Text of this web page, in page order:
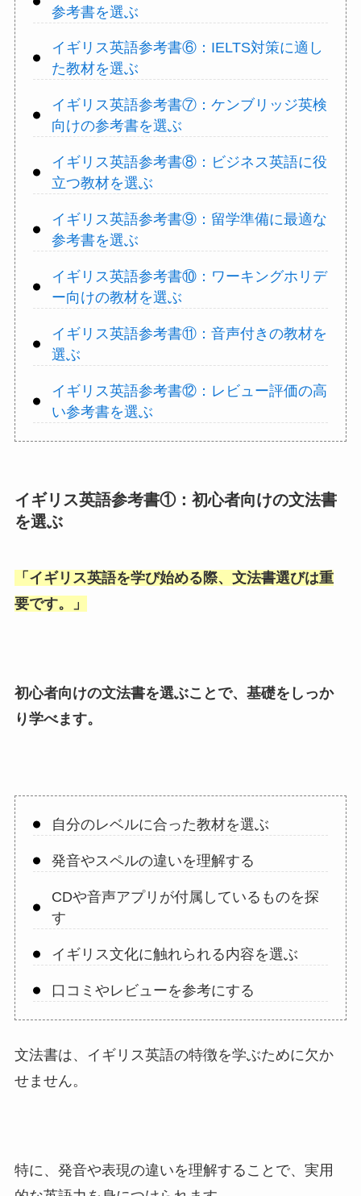
参考書を選ぶ
イギリス英語参考書⑥：IELTS対策に適し
た教材を選ぶ
イギリス英語参考書⑦：ケンブリッジ英検
向けの参考書を選ぶ
イギリス英語参考書⑧：ビジネス英語に役
立つ教材を選ぶ
イギリス英語参考書⑨：留学準備に最適な
参考書を選ぶ
イギリス英語参考書⑩：ワーキングホリデ
ー向けの教材を選ぶ
イギリス英語参考書⑪：音声付きの教材を
選ぶ
イギリス英語参考書⑫：レビュー評価の高
い参考書を選ぶ
イギリス英語参考書①：初心者向けの文法書
を選ぶ
「 イギリス英語を学び始める際、文法書選びは重
要です。
」
初心者向けの文法書を選ぶことで、基礎をしっか
り学べます。
自分のレベルに合った教材を選ぶ
発音やスペルの違いを理解する
CDや音声アプリが付属しているものを探
す
イギリス文化に触れられる内容を選ぶ
口コミやレビューを参考にする
文法書は、イギリス英語の特徴を学ぶために欠か
せません。
特に、発音や表現の違いを理解することで、実用